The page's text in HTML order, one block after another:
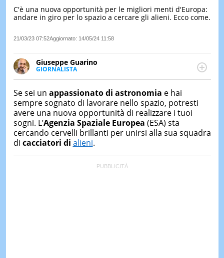
DI
IERI
C'è una nuova opportunità per le migliori menti d'Europa:
andare in giro per lo spazio a cercare gli alieni. Ecco come.
21/03/23 07:52Aggiornato: 14/05/24 11:58
Giuseppe Guarino
GIORNALISTA
Ph(D) in Diritto Comparato e processi di
integrazione e attivo nel campo della ricerca, in
particolare sulla Storia contemporanea di America
Latina e Spagna. Collabora con numerose testate ed
è presidente dell'Associazione Culturale "La
Biblioteca del Sannio".
Se sei un appassionato di astronomia e hai
sempre sognato di lavorare nello spazio, potresti
avere una nuova opportunità di realizzare i tuoi
sogni. L’Agenzia Spaziale Europea (ESA) sta
cercando cervelli brillanti per unirsi alla sua squadra
di cacciatori di alieni.